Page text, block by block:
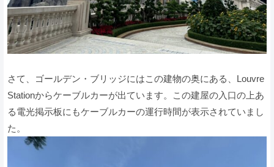
さて、ゴールデン・ブリッジにはこの建物の奥にある、Louvre
Stationからケーブルカーが出ています。この建屋の入口の上あ
る電光掲示板にもケーブルカーの運行時間が表示されていまし
た。